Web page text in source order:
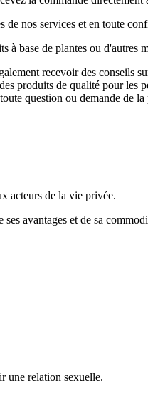
de nos services et en toute
à base de plantes ou d'autres
recevoir des conseils
produits de qualité pour les
question ou demande de
acteurs de la vie privée.
avantages et de sa
une relation sexuelle.